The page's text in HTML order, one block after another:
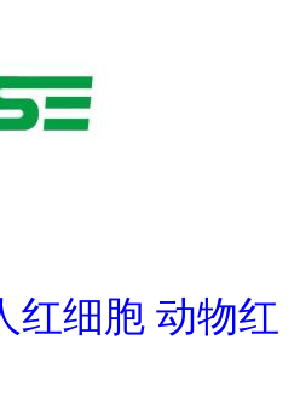
红细胞 动物红